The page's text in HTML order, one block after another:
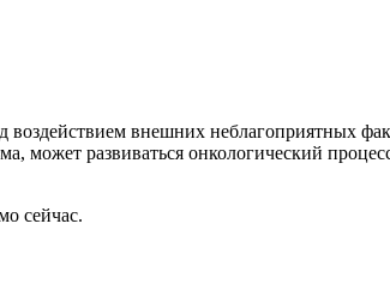
воздействием внешних неблагоприятных
может развиваться онкологический
сейчас.